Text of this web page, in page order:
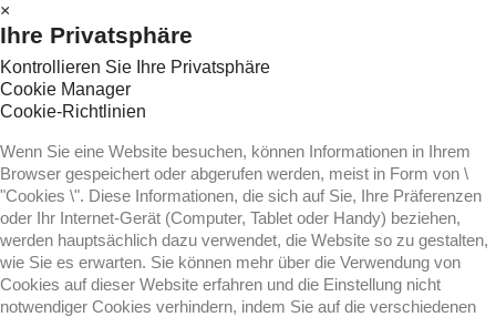
×
Ihre Privatsphäre
Kontrollieren Sie Ihre Privatsphäre
Cookie Manager
Cookie-Richtlinien
Wenn Sie eine Website besuchen, können Informationen in Ihrem
Browser gespeichert oder abgerufen werden, meist in Form von \
"Cookies \". Diese Informationen, die sich auf Sie, Ihre Präferenzen
oder Ihr Internet-Gerät (Computer, Tablet oder Handy) beziehen,
werden hauptsächlich dazu verwendet, die Website so zu gestalten,
wie Sie es erwarten. Sie können mehr über die Verwendung von
Cookies auf dieser Website erfahren und die Einstellung nicht
notwendiger Cookies verhindern, indem Sie auf die verschiedenen